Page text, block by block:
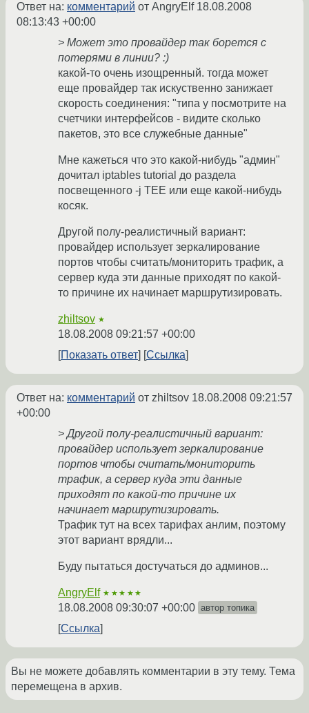
Ответ на: комментарий от AngryElf 18.08.2008
08:13:43 +00:00
> Может это провайдер так борется с
потерями в линии? :)
какой-то очень изощренный. тогда может
еще провайдер так искуственно занижает
скорость соединения: "типа у посмотрите на
счетчики интерфейсов - видите сколько
пакетов, это все служебные данные"
Мне кажеться что это какой-нибудь "админ"
дочитал iptables tutorial до раздела
посвещенного -j TEE или еще какой-нибудь
косяк.
Другой полу-реалистичный вариант:
провайдер использует зеркалирование
портов чтобы считать/мониторить трафик, а
сервер куда эти данные приходят по какой-
то причине их начинает маршрутизировать.
zhiltsov ★
18.08.2008 09:21:57 +00:00
Показать ответ
Ссылка
Ответ на: комментарий от zhiltsov 18.08.2008 09:21:57
+00:00
> Другой полу-реалистичный вариант:
провайдер использует зеркалирование
портов чтобы считать/мониторить
трафик, а сервер куда эти данные
приходят по какой-то причине их
начинает маршрутизировать.
Трафик тут на всех тарифах анлим, поэтому
этот вариант врядли...
Буду пытаться достучаться до админов...
AngryElf ★★★★★
18.08.2008 09:30:07 +00:00 автор топика
Ссылка
Вы не можете добавлять комментарии в эту тему. Тема
перемещена в архив.